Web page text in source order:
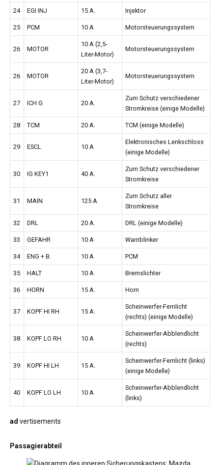
24 EGI INJ 15 A. Injektor
25 PCM 10 A Motorsteuerungssystem
26 MOTOR
10 A (2,5-
Liter-Motor)
Motorsteuerungssystem
26 MOTOR
20 A (3,7-
Liter-Motor)
Motorsteuerungssystem
27 ICH G 20 A.
Zum Schutz verschiedener
Stromkreise (einige Modelle)
28 TCM 20 A. TCM (einige Modelle)
29 ESCL 10 A
Elektronisches Lenkschloss
(einige Modelle)
30 IG KEY1 40 A.
Zum Schutz verschiedener
Stromkreise
31 MAIN 125 A.
Zum Schutz aller
Stromkreise
32 DRL 20 A. DRL (einige Modelle)
33 GEFAHR 10 A Warnblinker
34 ENG + B. 10 A PCM
35 HALT 10 A Bremslichter
36 HORN 15 A. Horn
37 KOPF HI RH 15 A.
Scheinwerfer-Fernlicht
(rechts) (einige Modelle)
38 KOPF LO RH 10 A
Scheinwerfer-Abblendlicht
(rechts)
39 KOPF HI LH 15 A.
Scheinwerfer-Fernlicht (links)
(einige Modelle)
40 KOPF LO LH 10 A
Scheinwerfer-Abblendlicht
(links)
ad vertisements
Passagierabteil